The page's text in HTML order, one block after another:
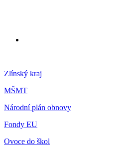
Zlínský kraj
MŠMT
Národní plán obnovy
Fondy EU
Ovoce do škol